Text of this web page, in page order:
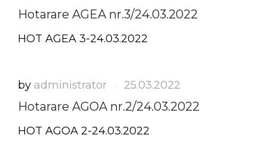
Hotarare AGEA nr.3/24.03.2022
HOT AGEA 3-24.03.2022
by administrator 25.03.2022
Hotarare AGOA nr.2/24.03.2022
HOT AGOA 2-24.03.2022